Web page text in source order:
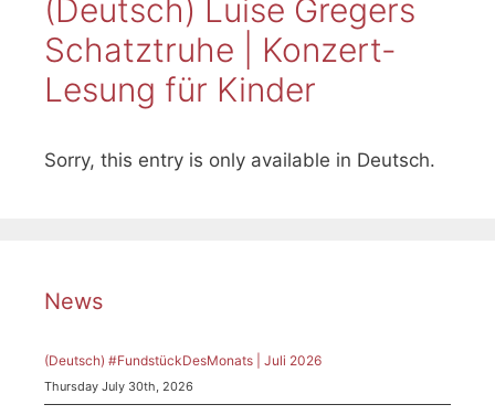
(Deutsch) Luise Gregers
Schatztruhe | Konzert-
Lesung für Kinder
Sorry, this entry is only available in Deutsch.
News
(Deutsch) #FundstückDesMonats | Juli 2026
Thursday July 30th, 2026